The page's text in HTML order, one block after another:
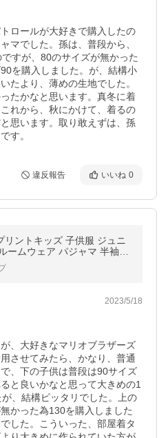
ロールが大好きで購入したの
マでした。孫は、普段から、
すが、80のサイズが無かった
を購入しました。が、結構小
たより、薄めの生地でした。
たかなと思います。真冬に着
れから、秋にかけて、着るの
思います。取り敢えずは、孫
す。
違反報告 いいね 0
リントキッズ 子供服 ジュニ
ア パジャマ 半袖&a
パーマリオ)90cm〜130cm
％
2023/5/18
、大好きなマリオブラザーズ
させてみたら、かなり、普通
、下の子供は普段は90サイズ
と良いかなと思って大きめの1
、結構ピッタリでした。上の
かった為130を購入しました
した。こういった、部屋着タ